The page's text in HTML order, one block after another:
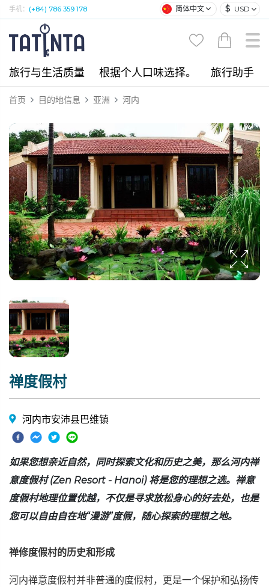
手机： (+84) 786 359 178 简体中文 $ USD
旅行与生活质量 根据个人口味选择。 旅行助手
首页 目的地信息 亚洲 河内
禅度假村
河内市安沛县巴维镇
如果您想亲近自然，同时探索文化和历史之美，那么河内禅
意度假村 (Zen Resort - Hanoi) 将是您的理想之选。禅意
度假村地理位置优越，不仅是寻求放松身心的好去处，也是
您可以自由自在地“漫游”度假，随心探索的理想之地。
禅修度假村的历史和形成
河内禅意度假村并非普通的度假村，更是一个保护和弘扬传